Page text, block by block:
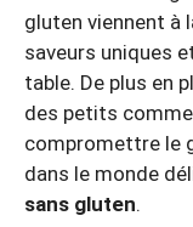
gluten viennent à
saveurs uniques
table. De plus en
des petits
compromettre le
dans le monde
sans gluten.